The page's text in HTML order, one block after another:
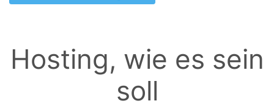
Hosting, wie es sein
soll